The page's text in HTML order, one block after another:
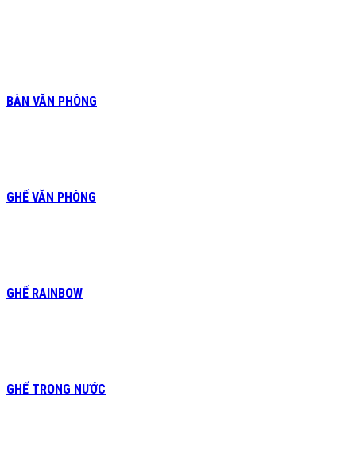
BÀN VĂN PHÒNG
GHẾ VĂN PHÒNG
GHẾ RAINBOW
GHẾ TRONG NƯỚC